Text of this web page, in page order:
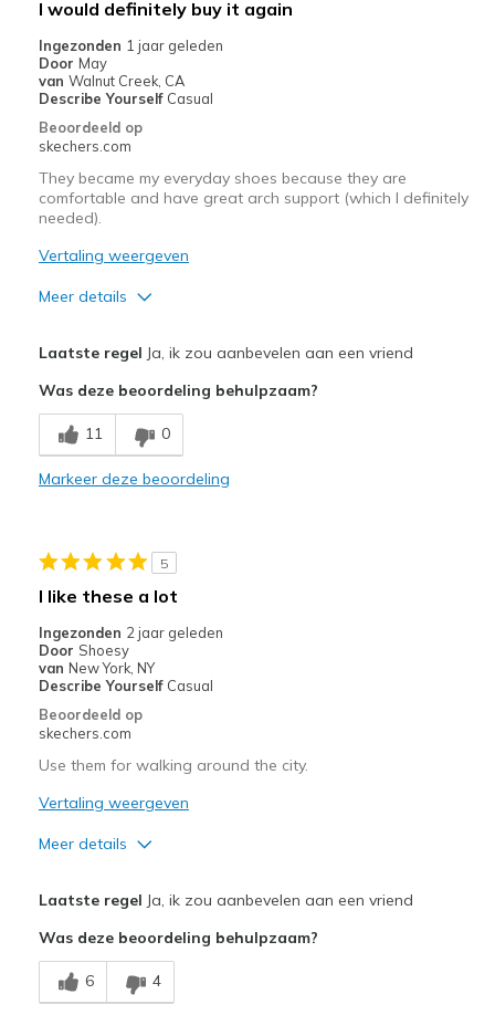
I would definitely buy it again
Ingezonden 1 jaar geleden
Door May
van Walnut Creek, CA
Describe Yourself Casual
Beoordeeld op
skechers.com
They became my everyday shoes because they are
comfortable and have great arch support (which I definitely
needed).
Vertaling weergeven
Meer details
Comfortable
Stylish
Going Out
Width
Sizing
Feels true to size
Laatste regel Ja, ik zou aanbevelen aan een vriend
Was deze beoordeling behulpzaam?
11 0
Markeer deze beoordeling
5
I like these a lot
Ingezonden 2 jaar geleden
Door Shoesy
van New York, NY
Describe Yourself Casual
Beoordeeld op
skechers.com
Use them for walking around the city.
Vertaling weergeven
Meer details
Comfortable
Stylish
Laatste regel Ja, ik zou aanbevelen aan een vriend
Was deze beoordeling behulpzaam?
6 4